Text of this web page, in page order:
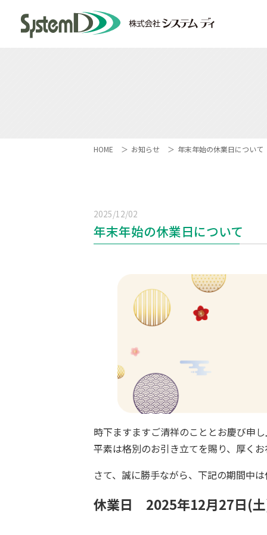
HOME お知らせ 年末年始の休業日について
2025/12/02
年末年始の休業日について
時下ますますご清祥のこととお慶び申
平素は格別のお引き立てを賜り、厚く
さて、誠に勝手ながら、下記の期間中
休業日 2025年12月27日(